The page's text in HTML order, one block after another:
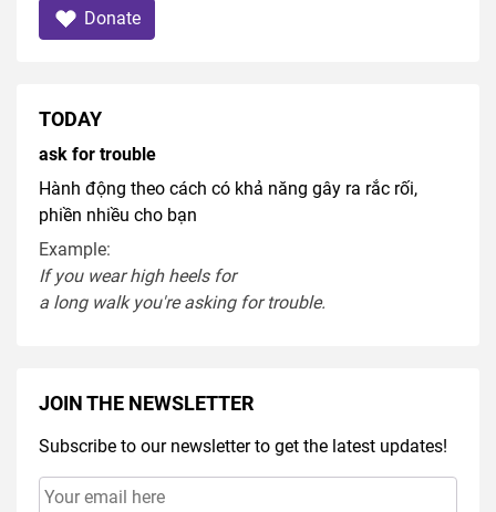
Donate
TODAY
ask for trouble
Hành động theo cách có khả năng gây ra rắc rối,
phiền nhiều cho bạn
Example:
If you wearhigh heelsfor
a long walkyou'reaskingfortrouble.
JOIN THE NEWSLETTER
Subscribe to our newsletter to get the latest updates!